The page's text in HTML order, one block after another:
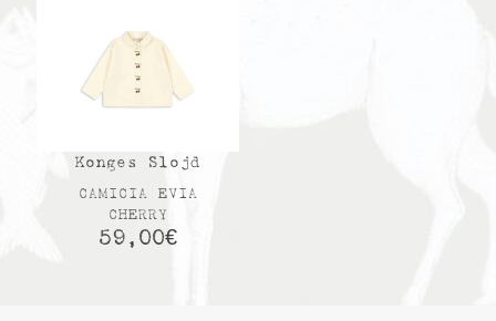
Konges Slojd
CAMICIA EVIA
CHERRY
59,00€